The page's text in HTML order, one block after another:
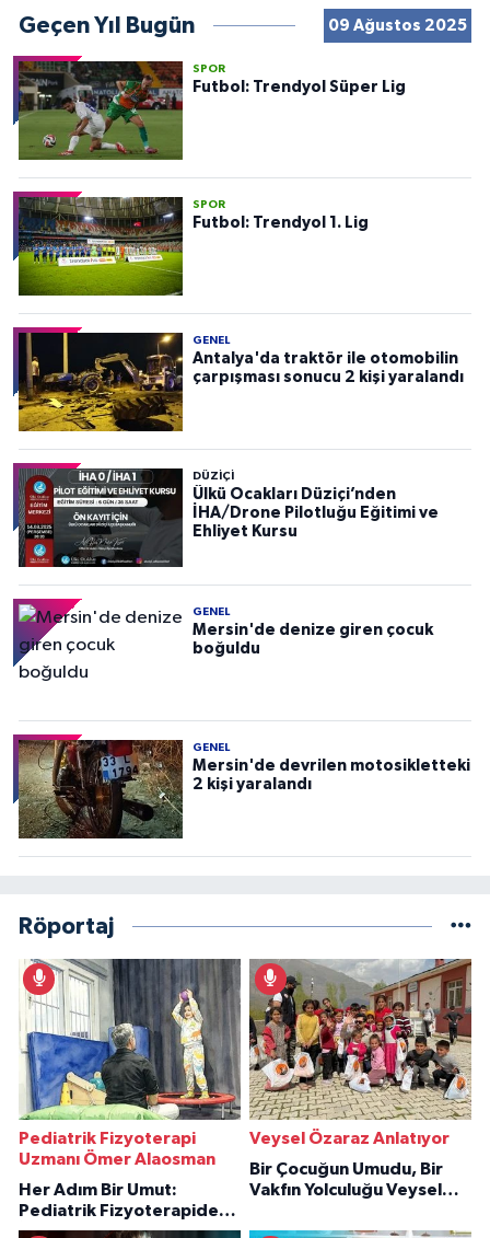
Geçen Yıl Bugün 09 Ağustos 2025
SPOR
Futbol: Trendyol Süper Lig
SPOR
Futbol: Trendyol 1. Lig
GENEL
Antalya'da traktör ile otomobilin
çarpışması sonucu 2 kişi yaralandı
DÜZIÇI
Ülkü Ocakları Düziçi’nden
İHA/Drone Pilotluğu Eğitimi ve
Ehliyet Kursu
GENEL
Mersin'de denize giren çocuk
boğuldu
GENEL
Mersin'de devrilen motosikletteki
2 kişi yaralandı
Röportaj
Pediatrik Fizyoterapi
Uzmanı Ömer Alaosman
Her Adım Bir Umut:
Pediatrik Fizyoterapiden
İlham Veren Hikâyeler
Veysel Özaraz Anlatıyor
Bir Çocuğun Umudu, Bir
Vakfın Yolculuğu Veysel